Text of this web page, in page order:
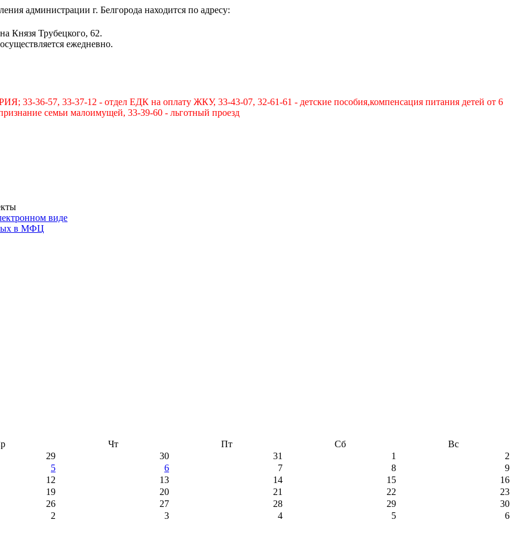
администрации г. Белгорода находится по адресу:
Князя Трубецкого, 62.
ежедневно.
57, 33-37-12 - отдел ЕДК на оплату ЖКУ, 33-43-07, 32-61-61 - детские пособия,компенсация питания детей от 6
семьи малоимущей, 33-39-60 - льготный проезд
виде
в МФЦ
Чт Пт Сб
Вс
29 30 31 1
2
5 6 7 8
9
12 13 14 15
16
19 20 21 22
23
26 27 28 29
30
2 3 4 5
6